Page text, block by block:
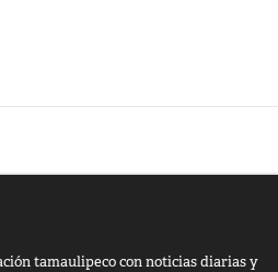
tamaulipeco con noticias diarias y